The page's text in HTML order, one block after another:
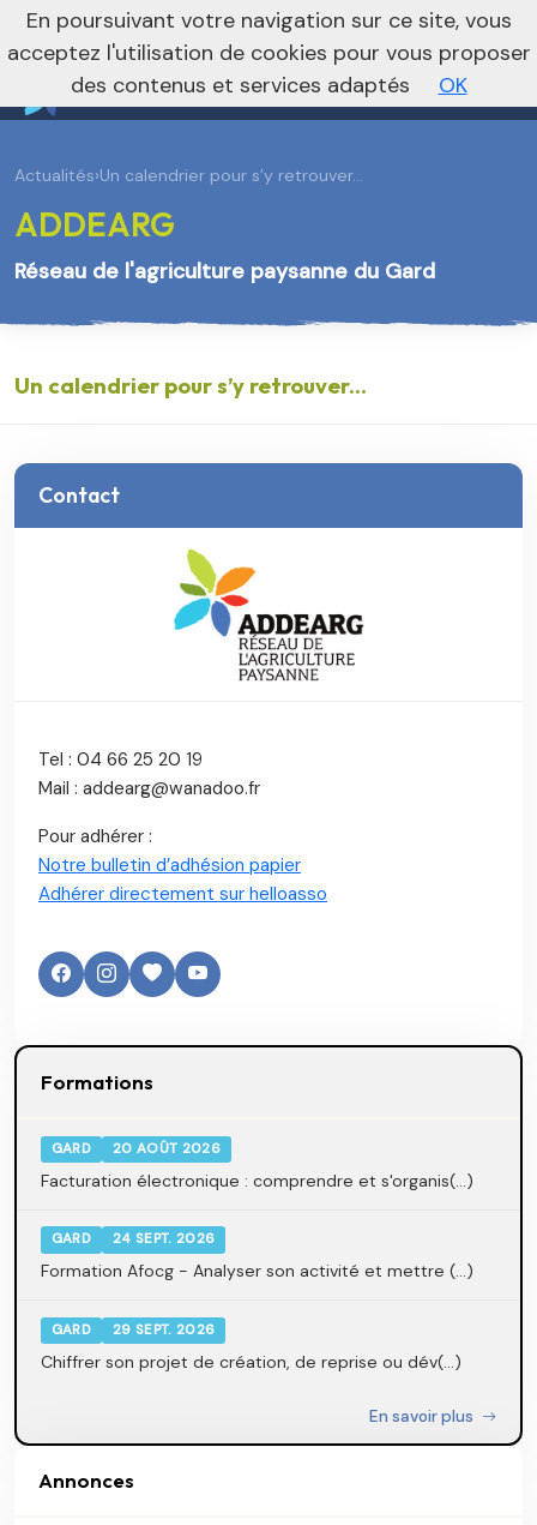
Vers le site national
Actualités›Un calendrier pour s’y retrouver...
ADDEARG
Réseau de l'agriculture paysanne du Gard
Un calendrier pour s’y retrouver...
Contact
Tel : 04 66 25 20 19
Mail : addearg@wanadoo.fr
Pour adhérer :
Notre bulletin d’adhésion papier
Adhérer directement sur helloasso
Formations
GARD 20 AOÛT 2026
Facturation électronique : comprendre et s'organis(...)
GARD 24 SEPT. 2026
Formation Afocg - Analyser son activité et mettre (...)
GARD 29 SEPT. 2026
Chiffrer son projet de création, de reprise ou dév(...)
En savoir plus
Annonces
En poursuivant votre navigation sur ce site, vous
acceptez l'utilisation de cookies pour vous proposer
des contenus et services adaptés
OK